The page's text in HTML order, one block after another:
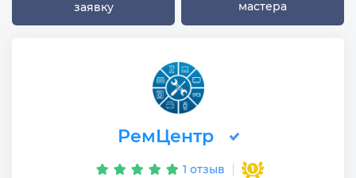
заявку
мастера
РемЦентр
1 отзыв